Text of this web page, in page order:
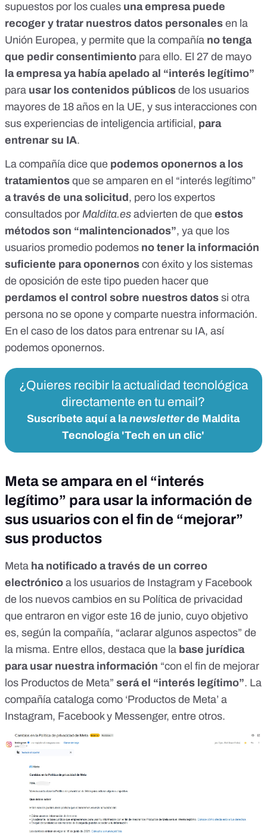
supuestos por los cuales una empresa puede
recoger y tratar nuestros datos personales en la
Unión Europea, y permite que la compañía no tenga
que pedir consentimiento para ello. El 27 de mayo
la empresa ya había apelado al “interés legítimo”
para usar los contenidos públicos de los usuarios
mayores de 18 años en la UE, y sus interacciones con
sus experiencias de inteligencia artificial, para
entrenar su IA.
La compañía dice que podemos oponernos a los
tratamientos que se amparen en el “interés legítimo”
a través de una solicitud , pero los expertos
consultados por Maldita.es advierten de que estos
métodos son “malintencionados”, ya que los
usuarios promedio podemos no tener la información
suficiente para oponernos con éxito y los sistemas
de oposición de este tipo pueden hacer que
perdamos el control sobre nuestros datos si otra
persona no se opone y comparte nuestra información.
En el caso de los datos para entrenar su IA, así
podemos oponernos.
¿Quieres recibir la actualidad tecnológica
directamente en tu email?
Suscríbete aquí a lanewsletterde Maldita
Tecnología 'Tech en un clic'
Meta se ampara en el “interés
legítimo” para usar la información de
sus usuarios con el fin de “mejorar”
sus productos
Meta ha notificado a través de un correo
electrónico a los usuarios de Instagram y Facebook
de los nuevos cambios en su Política de privacidad
que entraron en vigor este 16 de junio, cuyo objetivo
es, según la compañía, “aclarar algunos aspectos” de
la misma. Entre ellos, destaca que la base jurídica
para usar nuestra información “con el fin de mejorar
los Productos de Meta” será el “interés legítimo”. La
compañía cataloga como ‘Productos de Meta’ a
Instagram, Facebook y Messenger, entre otros.